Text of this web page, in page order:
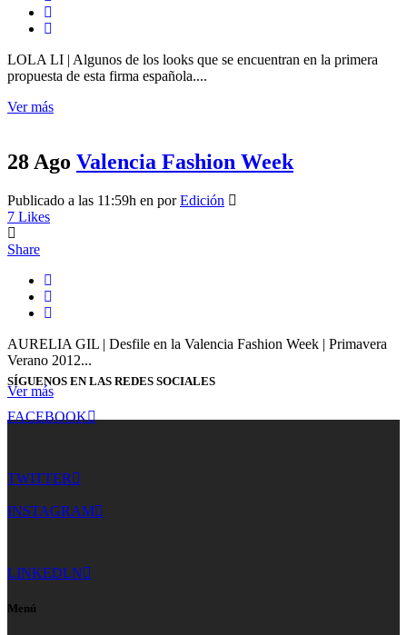
LOLA LI | Algunos de los looks que se encuentran en la primera
propuesta de esta firma española....
Ver más
28 Ago Valencia Fashion Week
Publicado a las 11:59h en porEdición
7 Likes
Share
AURELIA GIL | Desfile en la Valencia Fashion Week | Primavera
Verano 2012...
Ver más
SÍGUENOS EN LAS REDES SOCIALES
FACEBOOK
TWITTER
INSTAGRAM
LINKEDLN
Menú